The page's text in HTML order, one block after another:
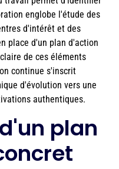
englobe l'étude des
d'intérêt et des
place d'un plan d'action
de ces éléments
continue s'inscrit
d'évolution vers une
authentiques.
plan